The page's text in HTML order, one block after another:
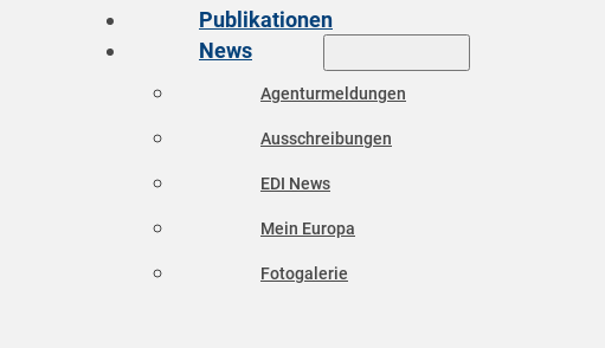
Publikationen
News
Agenturmeldungen
Ausschreibungen
EDI News
Mein Europa
Fotogalerie